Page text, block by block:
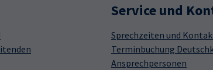
Service und
Sprechzeiten und
Terminbuchung
Ansprechpersonen